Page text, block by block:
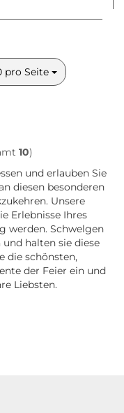
pro Seite
Seite
10)
und erlauben Sie
diesen besonderen
Unsere
Erlebnisse Ihres
werden. Schwelgen
halten sie diese
die schönsten,
der Feier ein und
Liebsten.